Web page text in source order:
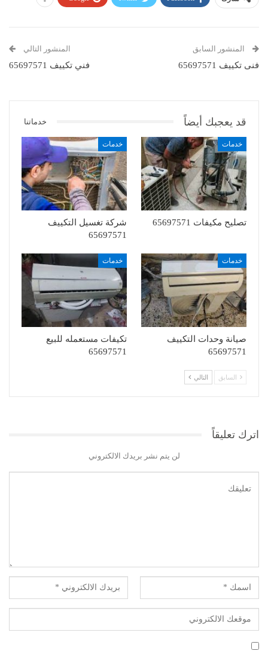
المنشور السابق
فنى تكييف 65697571
المنشور التالي
فني تكييف 65697571
قد يعجبك أيضاً خدماتنا
خدمات
تصليح مكيفات 65697571
خدمات
شركة تغسيل التكييف
65697571
خدمات
صيانة وحدات التكييف
65697571
خدمات
تكيفات مستعمله للبيع
65697571
السابق التالي
اترك تعليقاً
لن يتم نشر بريدك الالكتروني